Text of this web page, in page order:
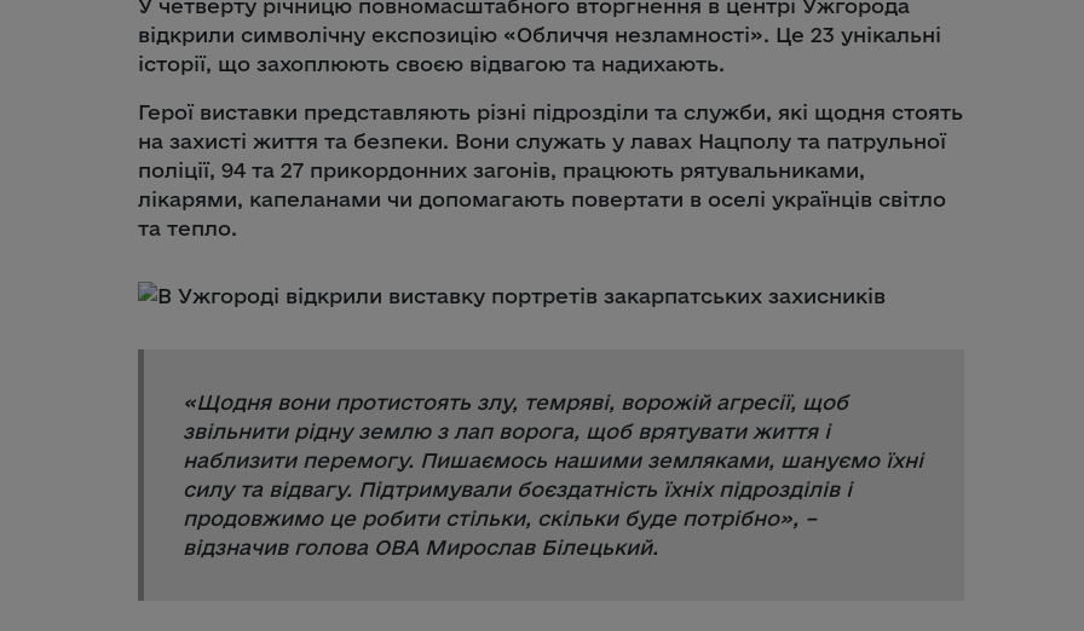
У четверту річницю повномасштабного вторгнення в центрі Ужгорода
відкрили символічну експозицію «Обличчя незламності». Це 23 унікальні
історії, що захоплюють своєю відвагою та надихають.
Герої виставки представляють різні підрозділи та служби, які щодня стоять
на захисті життя та безпеки. Вони служать у лавах Нацполу та патрульної
поліції, 94 та 27 прикордонних загонів, працюють рятувальниками,
лікарями, капеланами чи допомагають повертати в оселі українців світло
та тепло.
«Щодня вони протистоять злу, темряві, ворожій агресії, щоб
звільнити рідну землю з лап ворога, щоб врятувати життя і
наблизити перемогу. Пишаємось нашими земляками, шануємо їхні
силу та відвагу. Підтримували боєздатність їхніх підрозділів і
продовжимо це робити стільки, скільки буде потрібно», –
відзначив голова ОВА Мирослав Білецький.